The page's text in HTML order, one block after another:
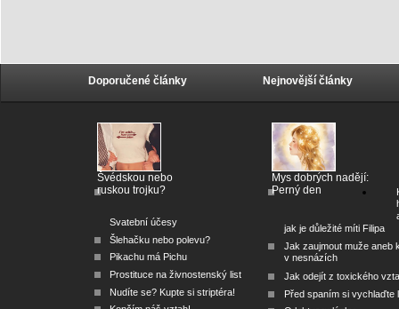
Doporučené články
Švédskou nebo
ruskou trojku?
Svatební účesy
Šlehačku nebo polevu?
Pikachu má Pichu
Prostituce na živnostenský list
Nudíte se? Kupte si striptéra!
Nejnovější články
Mys dobrých nadějí:
Perný den
jak je důležité míti Filipa
Jak zaujmout muže aneb
v nesnázích
Jak odejít z toxického
Před spaním si vychlaďte